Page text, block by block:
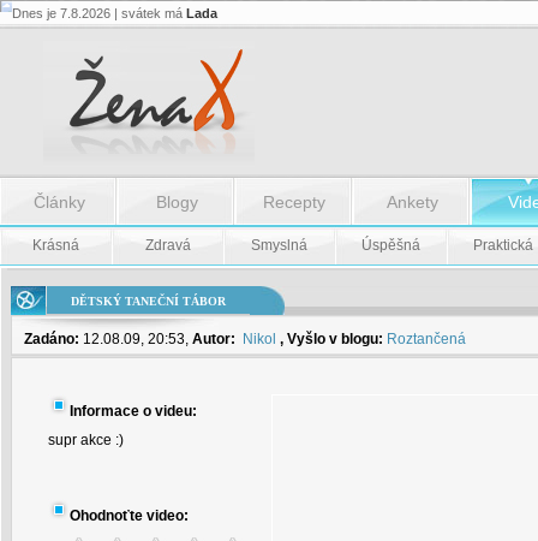
Dětský
Dnes je 7.8.2026 | svátek má Lada
Články Blogy Recepty Ankety
Krásná Zdravá Smyslná Úspěšná Praktická
DĚTSKÝ TANEČNÍ TÁBOR
Zadáno: 12.08.09, 20:53, Autor: Nikol , Vyšlo v blogu: Roztančená
Informace o videu:
supr akce :)
Ohodnoťte video: